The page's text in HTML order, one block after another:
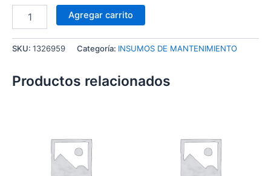
Agregar carrito
SKU: 1326959 Categoría: INSUMOS DE MANTENIMIENTO
Productos relacionados